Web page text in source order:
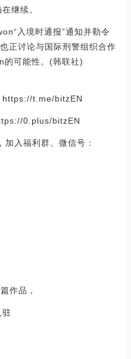
继续。
入境时通报”通知并勒令
正讨论与国际刑警组织合作
的可能性。(韩联社)
t.me/bitzEN
0.plus/bitzEN
入福利群。微信号：
作品，